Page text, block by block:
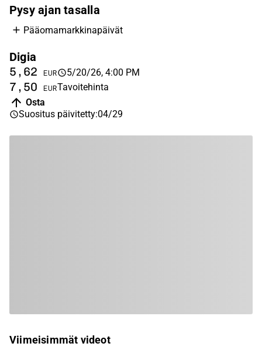
Pysy ajan tasalla
Pääomamarkkinapäivät
Digia
5,62 EUR 5/20/26, 4:00 PM
7,50 EURTavoitehinta
Osta
Suositus päivitetty:04/29
Viimeisimmät videot